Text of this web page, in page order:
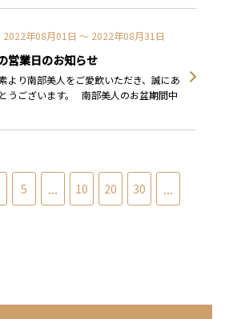
2022年08月01日 〜 2022年08月31日
営業日のお知らせ
より南部美人をご愛飲いただき、誠にあ
うございます。 南部美人のお盆期間中
5 ... 10 20 30 ...